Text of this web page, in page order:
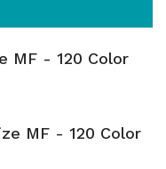
MF - 120 Color
MF - 120 Color